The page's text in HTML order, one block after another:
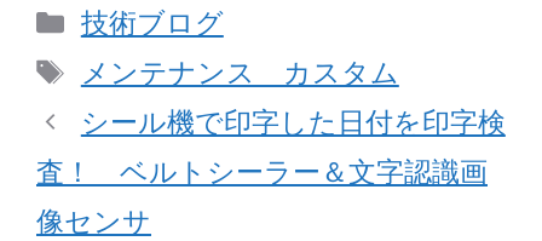
カ
テ
リ
ー
技術ブログ
タ
グ
メンテナンス カスタム
シール機で印字した日付を印字検
査！ ベルトシーラー＆文字認識画
像センサ